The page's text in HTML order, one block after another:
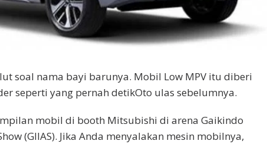
soal nama bayi barunya. Mobil Low MPV itu diberi
seperti yang pernah detikOto ulas sebelumnya.
mobil di booth Mitsubishi di arena Gaikindo
(GIIAS). Jika Anda menyalakan mesin mobilnya,